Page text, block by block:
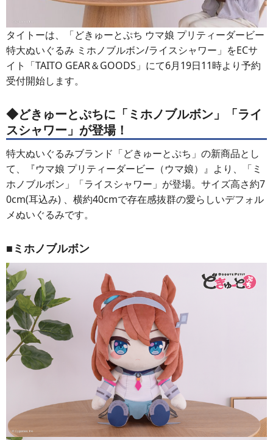
タイトーは、「どきゅーとぷち ウマ娘 プリティーダービー
特大ぬいぐるみ ミホノブルボン/ライスシャワー」をECサ
イト「TAITO GEAR＆GOODS」にて6月19日11時より予約
受付開始します。
◆どきゅーとぷちに「ミホノブルボン」「ライ
スシャワー」が登場！
特大ぬいぐるみブランド「どきゅーとぷち」の新商品とし
て、『ウマ娘 プリティーダービー（ウマ娘）』より、「ミ
ホノブルボン」「ライスシャワー」が登場。サイズ高さ約7
0cm(耳込み) 、横約40cmで存在感抜群の愛らしいデフォル
メぬいぐるみです。
■ミホノブルボン